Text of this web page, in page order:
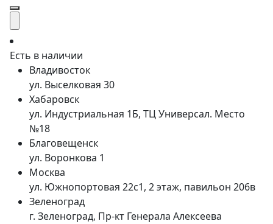
Есть в наличии
Владивосток
ул. Выселковая 30
Хабаровск
ул. Индустриальная 1Б, ТЦ Универсал. Место
№18
Благовещенск
ул. Воронкова 1
Москва
ул. Южнопортовая 22с1, 2 этаж, павильон 206в
Зеленоград
г. Зеленоград, Пр-кт Генерала Алексеева